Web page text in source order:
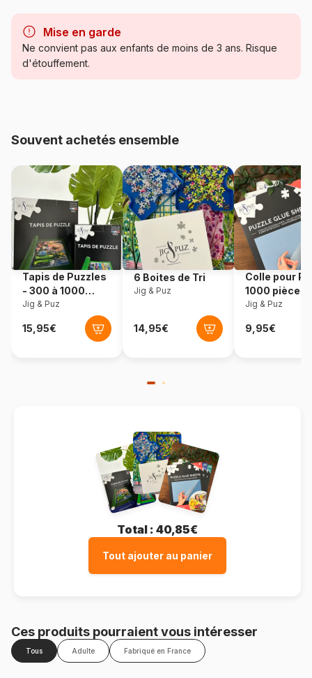
Catégorie Puzzles - Mers et Océans
Référence Cobble-Hill-40357
EAN 625012403573
Nombre de pièces 1000 pièces
Dimensions 67 x 48 cm
Mise en garde
Ne convient pas aux enfants de moins de 3 ans. Risque
d'étouffement.
Souvent achetés ensemble
Tapis de Puzzles
- 300 à 1000
pièces
Jig & Puz
6 Boites de Tri
Jig & Puz
Colle pour
1000 pièces
Jig & Puz
Total : 40,85€
Tout ajouter au panier
Ces produits pourraient vous intéresser
Tous Adulte Fabriqué en France